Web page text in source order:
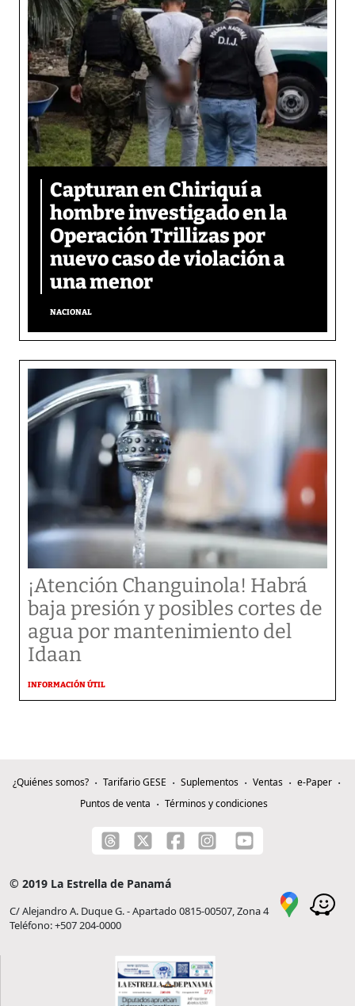
Capturan en Chiriquí a
hombre investigado en la
Operación Trillizas por
nuevo caso de violación a
una menor
NACIONAL
¡Atención Changuinola! Habrá
baja presión y posibles cortes de
agua por mantenimiento del
Idaan
INFORMACIÓN ÚTIL
¿Quiénes somos? Tarifario GESE Suplementos Ventas
e-Paper
Puntos de venta
Términos y condiciones
© 2019 La Estrella de Panamá
C/ Alejandro A. Duque G. - Apartado 0815-00507, Zona 4
Teléfono: +507 204-0000